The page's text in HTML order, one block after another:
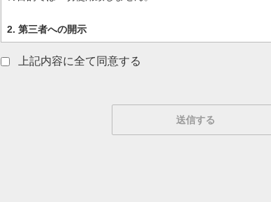
2. 第三者への開示
供致しません。
当社は、ご提供頂いた個人情報の漏洩、滅失、毀損、個人
上記内容に全て同意する